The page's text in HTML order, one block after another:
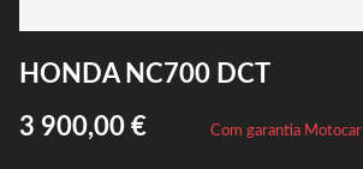
HONDA NC700 DCT
3 900,00 €
Com garantia Motocar